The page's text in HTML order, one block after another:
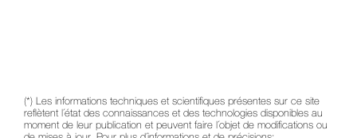
(*) Les informations techniques et scientifiques présentes sur ce site
reflètent l´état des connaissances et des technologies disponibles au
moment de leur publication et peuvent faire l´objet de modifications ou